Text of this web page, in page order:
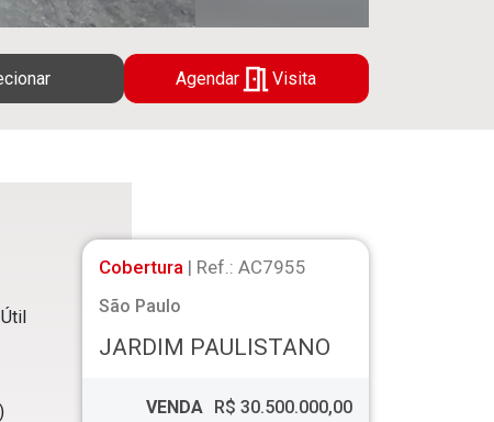
Agendar Visita
Cobertura | Ref.: AC7955
São Paulo
JARDIM PAULISTANO
VENDA R$ 30.500.000,00